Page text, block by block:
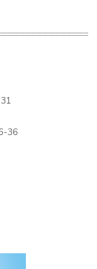
36